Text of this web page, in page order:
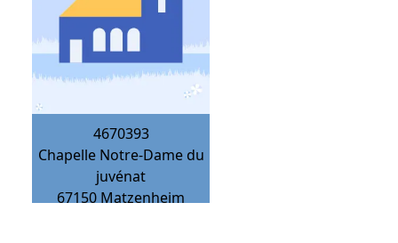
4670393
Chapelle Notre-Dame du
juvénat
67150 Matzenheim